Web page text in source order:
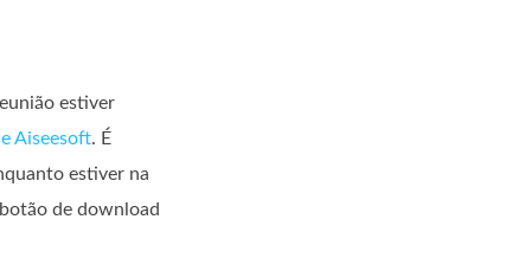
estiver
Aiseesoft. É
estiver na
de download